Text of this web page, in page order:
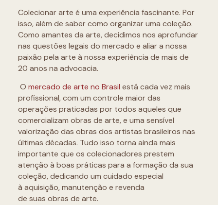
Colecionar arte é uma experiência fascinante. Por
isso, além de saber como organizar uma coleção.
Como amantes da arte, decidimos nos aprofundar
nas questões legais do mercado e aliar a nossa
paixão pela arte à nossa experiência de mais de
20 anos na advocacia.
O mercado de arte no Brasil está cada vez mais
profissional, com um controle maior das
operações praticadas por todos aqueles que
comercializam obras de arte, e uma sensível
valorização das obras dos artistas brasileiros nas
últimas décadas. Tudo isso torna ainda mais
importante que os colecionadores prestem
atenção à boas práticas para a formação da sua
coleção, dedicando um cuidado especial
à aquisição, manutenção e revenda
de suas obras de arte.